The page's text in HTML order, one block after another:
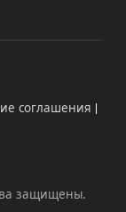
соглашения
защищены.